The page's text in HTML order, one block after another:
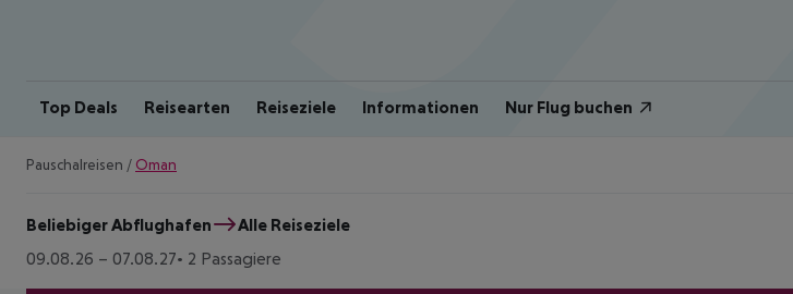
Top Deals Reisearten Reiseziele Informationen Nur Flug buchen
Pauschalreisen / Oman
Beliebiger Abflughafen
Alle Reiseziele
09.08.26 – 07.08.27 2 Passagiere